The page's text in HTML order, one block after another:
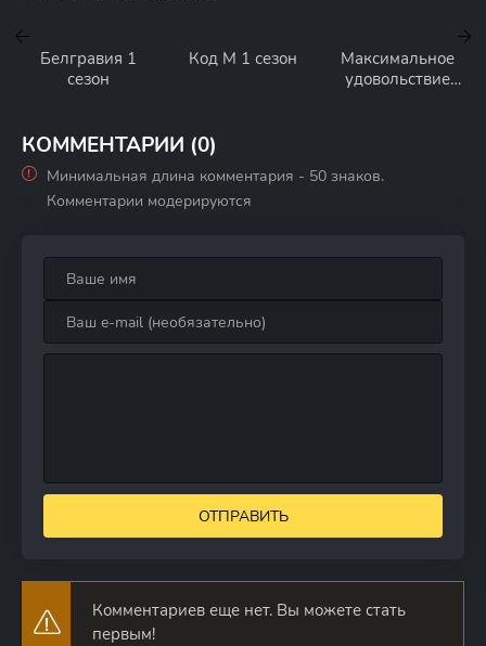
Белгравия 1
сезон
Код М 1 сезон
Максимальное
удовольствие
КОММЕНТАРИИ (0)
Минимальная длина комментария - 50 знаков.
Комментарии модерируются
ОТПРАВИТЬ
Комментариев еще нет. Вы можете стать
первым!